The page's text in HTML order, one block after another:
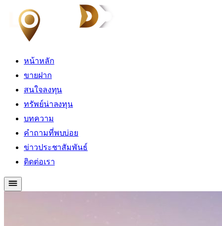
หน้าหลัก
ขายฝาก
สนใจลงทุน
ทรัพย์น่าลงทุน
บทความ
คำถามที่พบบ่อย
ข่าวประชาสัมพันธ์
ติดต่อเรา